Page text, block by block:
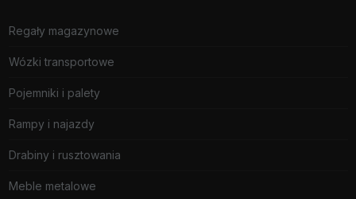
Regały magazynowe
Wózki transportowe
Pojemniki i palety
Rampy i najazdy
Drabiny i rusztowania
Meble metalowe